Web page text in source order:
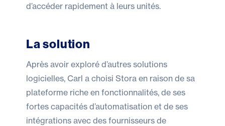
d’accéder rapidement à leurs unités.
La solution
Après avoir exploré d’autres solutions
logicielles, Carl a choisi Stora en raison de sa
plateforme riche en fonctionnalités, de ses
fortes capacités d’automatisation et de ses
intégrations avec des fournisseurs de